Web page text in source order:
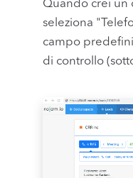
Quando crei un
seleziona
campo
di controllo